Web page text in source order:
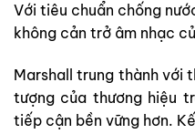
Với tiêu chuẩn chống
không cản trở âm nhạc
Marshall trung thành với
tượng của thương hiệu
tiếp cận bền vững hơn.